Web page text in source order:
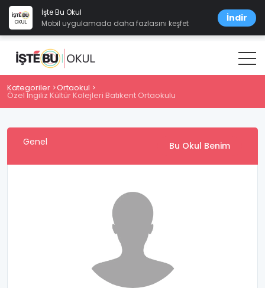
İşte Bu Okul
Mobil uygulamada daha fazlasını keşfet
İndir
Kategoriler Ortaokul
Özel İngiliz Kültür Kolejleri Batıkent Ortaokulu
Genel Bu Okul Benim